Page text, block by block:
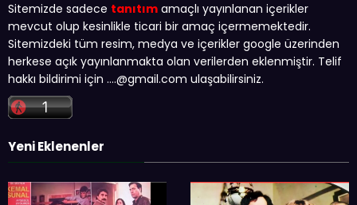
Sitemizde sadece tanıtım amaçlı yayınlanan içerikler
mevcut olup kesinlikle ticari bir amaç içermemektedir.
Sitemizdeki tüm resim, medya ve içerikler google üzerinden
herkese açık yayınlanmakta olan verilerden eklenmiştir. Telif
hakkı bildirimi için ….@gmail.com ulaşabilirsiniz.
Yeni Eklenenler